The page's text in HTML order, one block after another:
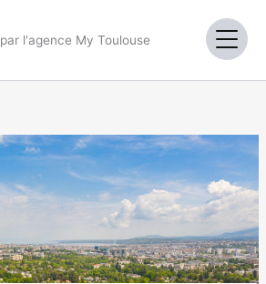
par l'agence My Toulouse